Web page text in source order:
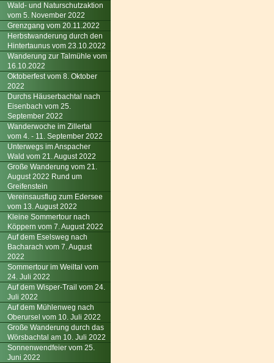
Wald- und Naturschutzaktion
vom 5. November 2022
Grenzgang vom 20.11.2022
Herbstwanderung durch den
Hintertaunus vom 23.10.2022
Wanderung zur Talmühle vom
16.10.2022
Oktoberfest vom 8. Oktober
2022
Durchs Häuserbachtal nach
Eisenbach vom 25.
September 2022
Wanderwoche im Zillertal
vom 4. - 11. September 2022
Unterwegs im Anspacher
Wald vom 21. August 2022
Große Wanderung vom 21.
August 2022 Rund um
Greifenstein
Vereinsausflug zum Edersee
vom 13. August 2022
Kleine Sommertour nach
Köppern vom 7. August 2022
Auf dem Eselsweg nach
Bacharach vom 7. August
2022
Sommertour im Weiltal vom
24. Juli 2022
Auf dem Wisper-Trail vom 24.
Juli 2022
Auf dem Mühlenweg nach
Oberursel vom 10. Juli 2022
Große Wanderung durch das
Wörsbachtal am 10. Juli 2022
Sonnenwendfeier vom 25.
Juni 2022